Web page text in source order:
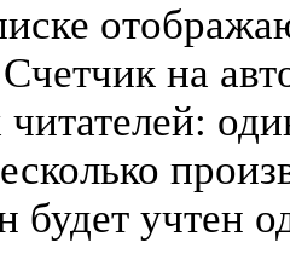
на
будет учтен